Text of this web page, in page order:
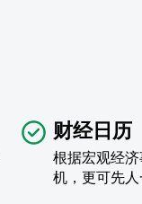
财经日历
根据宏观经
机，更可先